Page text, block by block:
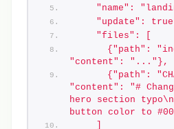
"name":
"update":
    "files": [
{"path":
"content": "..."},
{"path":
"content": "#
hero section
button color to